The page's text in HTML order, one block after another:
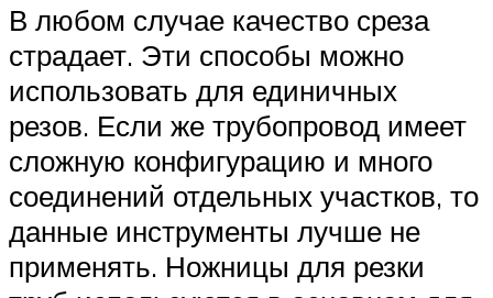
В любом случае качество среза
страдает. Эти способы можно
использовать для единичных
резов. Если же трубопровод имеет
сложную конфигурацию и много
соединений отдельных участков, то
данные инструменты лучше не
применять. Ножницы для резки